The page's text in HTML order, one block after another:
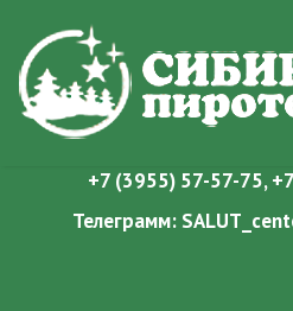
+7 (3955) 57-57-75,
Телеграмм: